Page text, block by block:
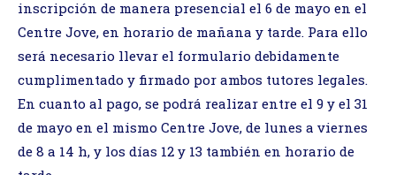
inscripción de manera presencial el 6 de mayo en el
Centre Jove, en horario de mañana y tarde. Para ello
será necesario llevar el formulario debidamente
cumplimentado y firmado por ambos tutores legales.
En cuanto al pago, se podrá realizar entre el 9 y el 31
de mayo en el mismo Centre Jove, de lunes a viernes
de 8 a 14 h, y los días 12 y 13 también en horario de